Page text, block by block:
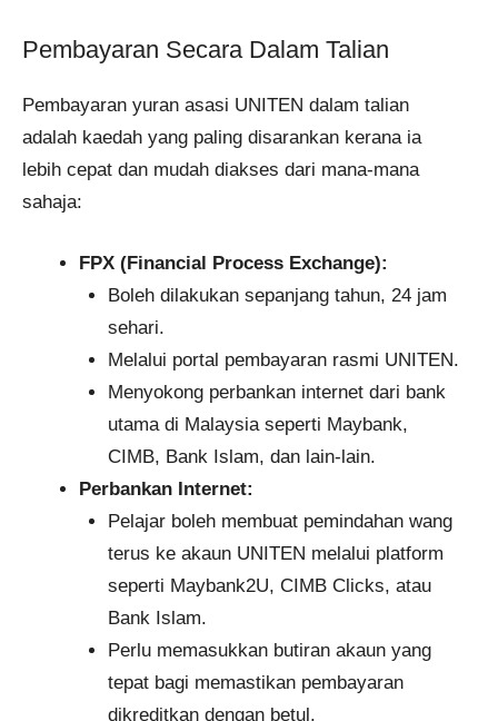
Pembayaran Secara Dalam Talian
Pembayaran yuran asasi UNITEN dalam talian
adalah kaedah yang paling disarankan kerana ia
lebih cepat dan mudah diakses dari mana-mana
sahaja:
FPX (Financial Process Exchange):
Boleh dilakukan sepanjang tahun, 24 jam
sehari.
Melalui portal pembayaran rasmi UNITEN.
Menyokong perbankan internet dari bank
utama di Malaysia seperti Maybank,
CIMB, Bank Islam, dan lain-lain.
Perbankan Internet:
Pelajar boleh membuat pemindahan wang
terus ke akaun UNITEN melalui platform
seperti Maybank2U, CIMB Clicks, atau
Bank Islam.
Perlu memasukkan butiran akaun yang
tepat bagi memastikan pembayaran
dikreditkan dengan betul.